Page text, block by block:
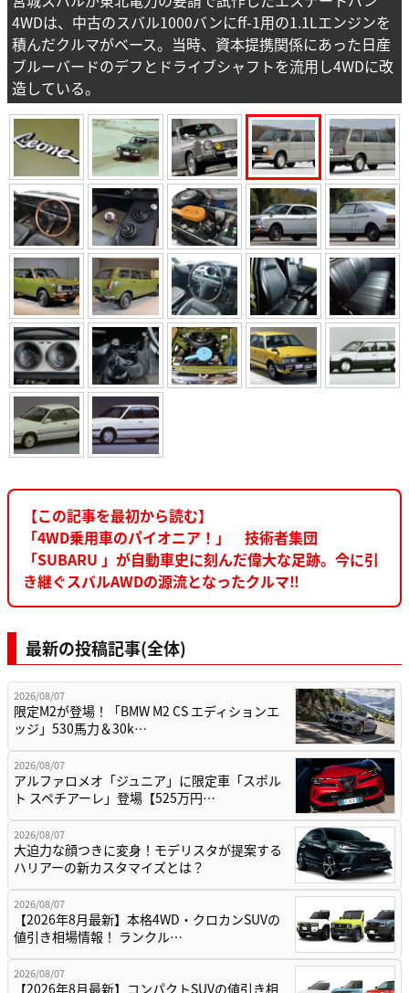
4WDは、中古のスバル1000バンにff-1用の1.1Lエンジンを
積んだクルマがベース。当時、資本提携関係にあった日産
ブルーバードのデフとドライブシャフトを流用し4WDに改
造している。
【この記事を最初から読む】
「4WD乗用車のパイオニア！」 技術者集団
「SUBARU 」が自動車史に刻んだ偉大な足跡。今に引
き継ぐスバルAWDの源流となったクルマ‼︎
最新の投稿記事(全体)
2026/08/07
限定M2が登場！「BMW M2 CS エディションエ
ッジ」530馬力＆30k…
2026/08/07
アルファロメオ「ジュニア」に限定車「スポル
ト スペチアーレ」登場【525万円…
2026/08/07
大迫力な顔つきに変身！モデリスタが提案する
ハリアーの新カスタマイズとは？
2026/08/07
【2026年8月最新】本格4WD・クロカンSUVの
値引き相場情報！ ランクル…
2026/08/07
【2026年8月最新】コンパクトSUVの値引き相